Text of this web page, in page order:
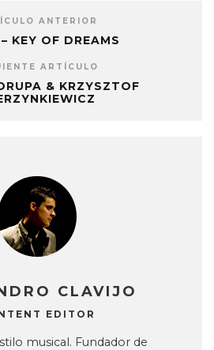
ANTERIOR
KEY OF DREAMS
ARTÍCULO
& KRZYSZTOF
CLAVIJO
EDITOR
musical. Fundador de